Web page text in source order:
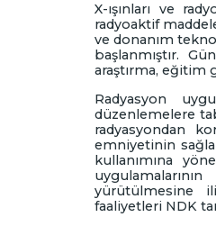
X-ışınları ve
radyoaktif
ve donanım
başlanmıştır.
araştırma, eğitim
Radyasyon
düzenlemelere
radyasyondan
emniyetinin
kullanımına
yürütülmesine
faaliyetleri NDK